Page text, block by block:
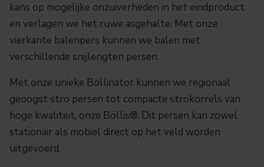
kans op mogelijke onzuiverheden in het eindproduct
en verlagen we het ruwe asgehalte. Met onze
vierkante balenpers kunnen we balen met
verschillende snijlengten persen.
Met onze unieke Böllinator kunnen we regionaal
geoogst stro persen tot compacte strokorrels van
hoge kwaliteit, onze Böllis®. Dit persen kan zowel
stationair als mobiel direct op het veld worden
uitgevoerd.